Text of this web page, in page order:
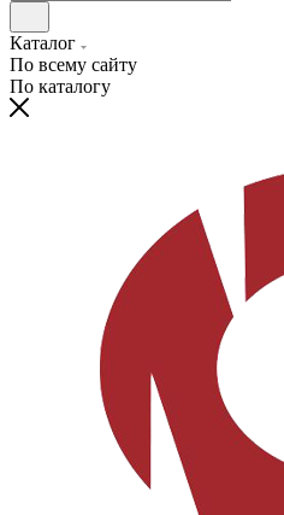
Каталог
По всему сайту
По каталогу